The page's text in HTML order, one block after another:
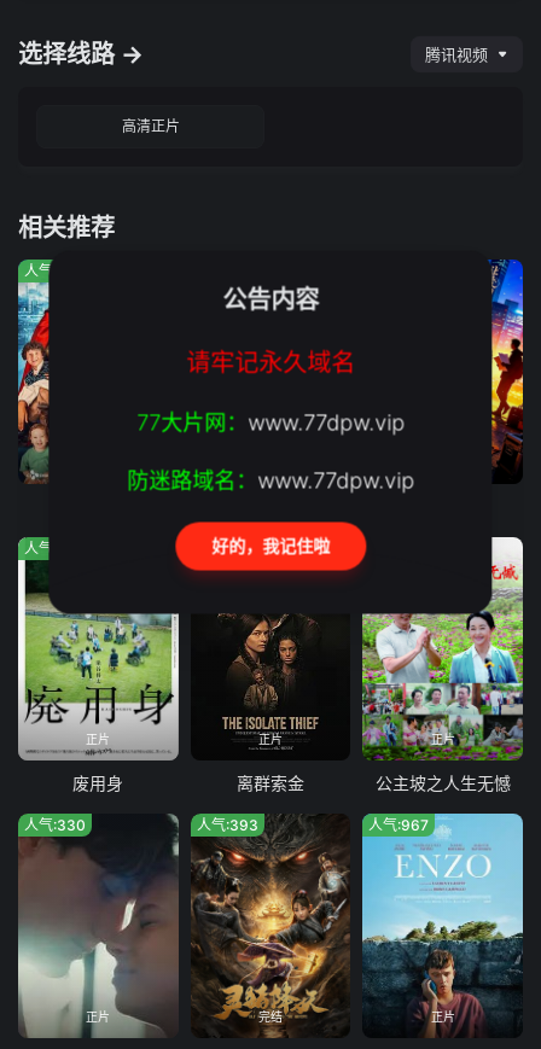
选择线路 → 腾讯视频
高清正片
相关推荐
人气:295
正片
人气:97
废用身
正片
人气:329
离群索金
正片
公主坡之人生无憾
正片
人气:330
完结
人气:393
正片
人气:967
公告内容
请牢记永久域名
77大片网： www.77dpw.vip
防迷路域名： www.77dpw.vip
好的，我记住啦